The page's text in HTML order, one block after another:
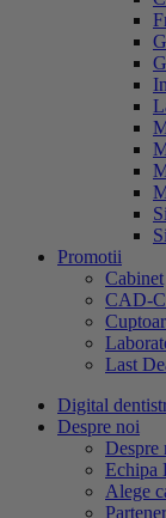
Promotii
Cabinet
CAD-
Last
Digital
Despre noi
Despre
Echipa
Alege